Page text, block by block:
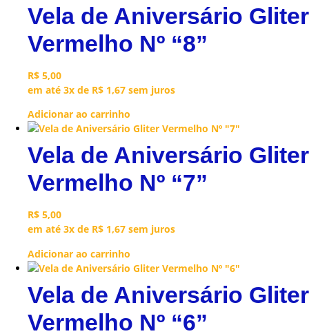
Vela de Aniversário Gliter
Vermelho Nº “8”
R$ 5,00
em até 3x de R$ 1,67 sem juros
Adicionar ao carrinho
Vela de Aniversário Gliter
Vermelho Nº “7”
R$ 5,00
em até 3x de R$ 1,67 sem juros
Adicionar ao carrinho
Vela de Aniversário Gliter
Vermelho Nº “6”